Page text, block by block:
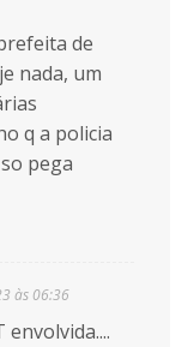
de
nada, um
q a policia
pega
às 06:36
envolvida....